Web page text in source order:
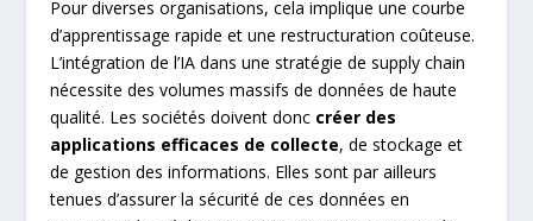
Pour diverses organisations, cela implique une courbe
d’apprentissage rapide et une restructuration coûteuse.
L’intégration de l’IA dans une stratégie de supply chain
nécessite des volumes massifs de données de haute
qualité. Les sociétés doivent donc créer des
applications efficaces de collecte, de stockage et
de gestion des informations. Elles sont par ailleurs
tenues d’assurer la sécurité de ces données en